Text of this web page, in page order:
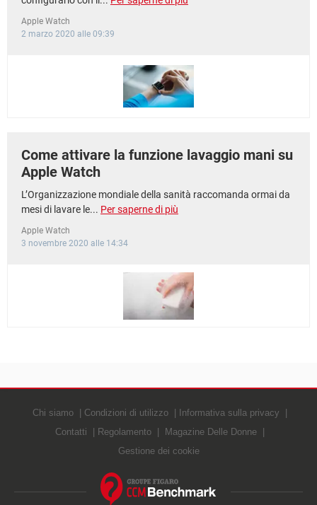
Apple Watch
2 marzo 2020 alle 09:39
Come attivare la funzione lavaggio mani su
Apple Watch
L’Organizzazione mondiale della sanità raccomanda ormai da
mesi di lavare le... Per saperne di più
Apple Watch
3 novembre 2020 alle 14:34
Chi siamo Condizioni di utilizzo
Informativa sulla privacy
Contatti
Regolamento
Magazine Delle Donne
Gestione dei cookie